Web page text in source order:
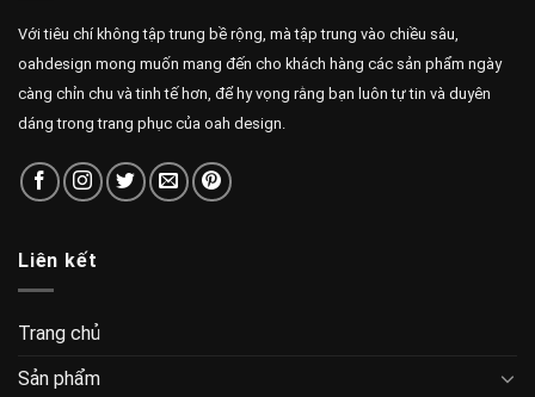
Với tiêu chí không tập trung bề rộng, mà tập trung vào chiều sâu,
oahdesign mong muốn mang đến cho khách hàng các sản phẩm ngày
càng chỉn chu và tinh tế hơn, để hy vọng rằng bạn luôn tự tin và duyên
dáng trong trang phục của oah design.
Liên kết
Trang chủ
Sản phẩm